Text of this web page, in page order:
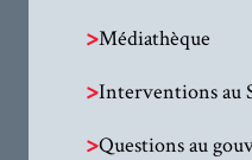
>Médiathèque
>Interventions au
>Questions au